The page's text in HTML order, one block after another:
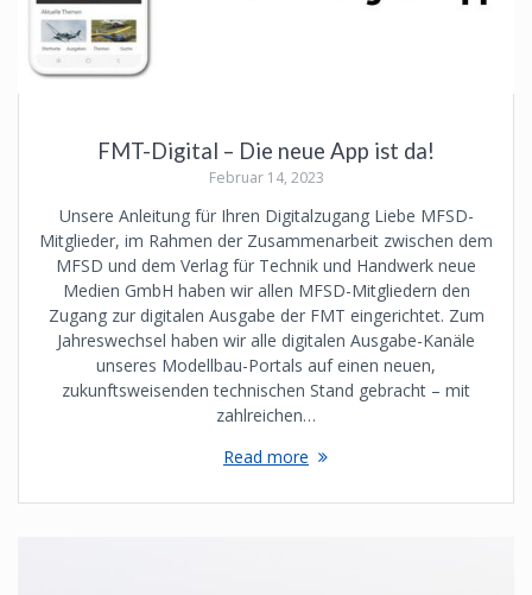
FMT-Digital – Die neue App ist da!
Februar 14, 2023
Unsere Anleitung für Ihren Digitalzugang Liebe MFSD-
Mitglieder, im Rahmen der Zusammenarbeit zwischen dem
MFSD und dem Verlag für Technik und Handwerk neue
Medien GmbH haben wir allen MFSD-Mitgliedern den
Zugang zur digitalen Ausgabe der FMT eingerichtet. Zum
Jahreswechsel haben wir alle digitalen Ausgabe-Kanäle
unseres Modellbau-Portals auf einen neuen,
zukunftsweisenden technischen Stand gebracht – mit
zahlreichen…
Read more